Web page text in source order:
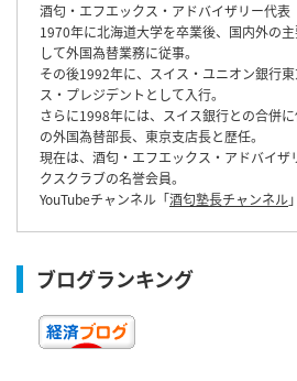
酒匂・エフエックス・アドバイザリー代表
1970年に北海道大学を卒業後、国内外の
して外国為替業務に従事。
その後1992年に、スイス・ユニオン銀行
ス・プレジデントとして入行。
さらに1998年には、スイス銀行との合併
の外国為替部長、東京支店長と歴任。
現在は、酒匂・エフエックス・アドバイザ
クスクラブの名誉会員。
YouTubeチャンネル「酒匂塾長チャンネル
ブログランキング